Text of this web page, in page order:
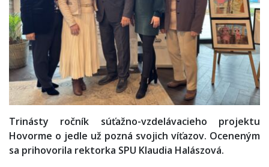
Trinásty ročník súťažno-vzdelávacieho projektu
Hovorme o jedle už pozná svojich víťazov. Oceneným
sa prihovorila rektorka SPU Klaudia Halászová.